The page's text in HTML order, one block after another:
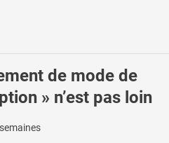
de mode de
» n’est pas loin